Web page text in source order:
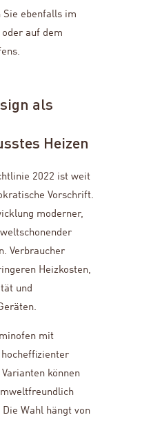
Sie ebenfalls im
auf dem
als
Heizen
2022 ist weit
Vorschrift.
moderner,
Verbraucher
Heizkosten,
und
mit
können
Wahl hängt von